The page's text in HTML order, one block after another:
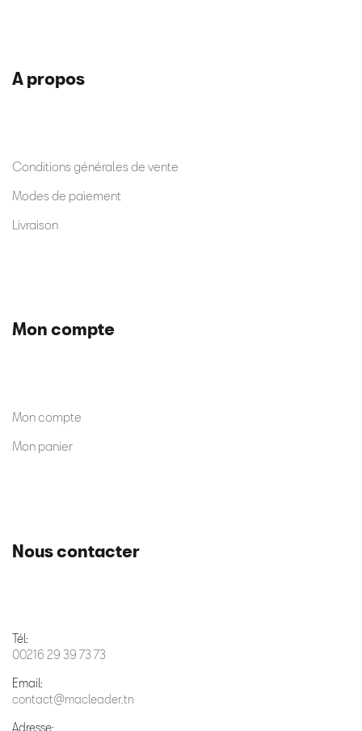
A propos
Conditions générales de vente
Modes de paiement
Livraison
Mon compte
Mon compte
Mon panier
Nous contacter
Tél:
00216 29 39 73 73
Email:
contact@macleader.tn
Adresse: